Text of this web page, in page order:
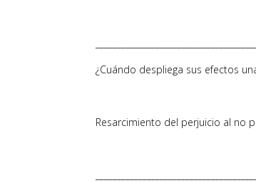
¿Cuándo despliega sus efectos
Resarcimiento del perjuicio al no